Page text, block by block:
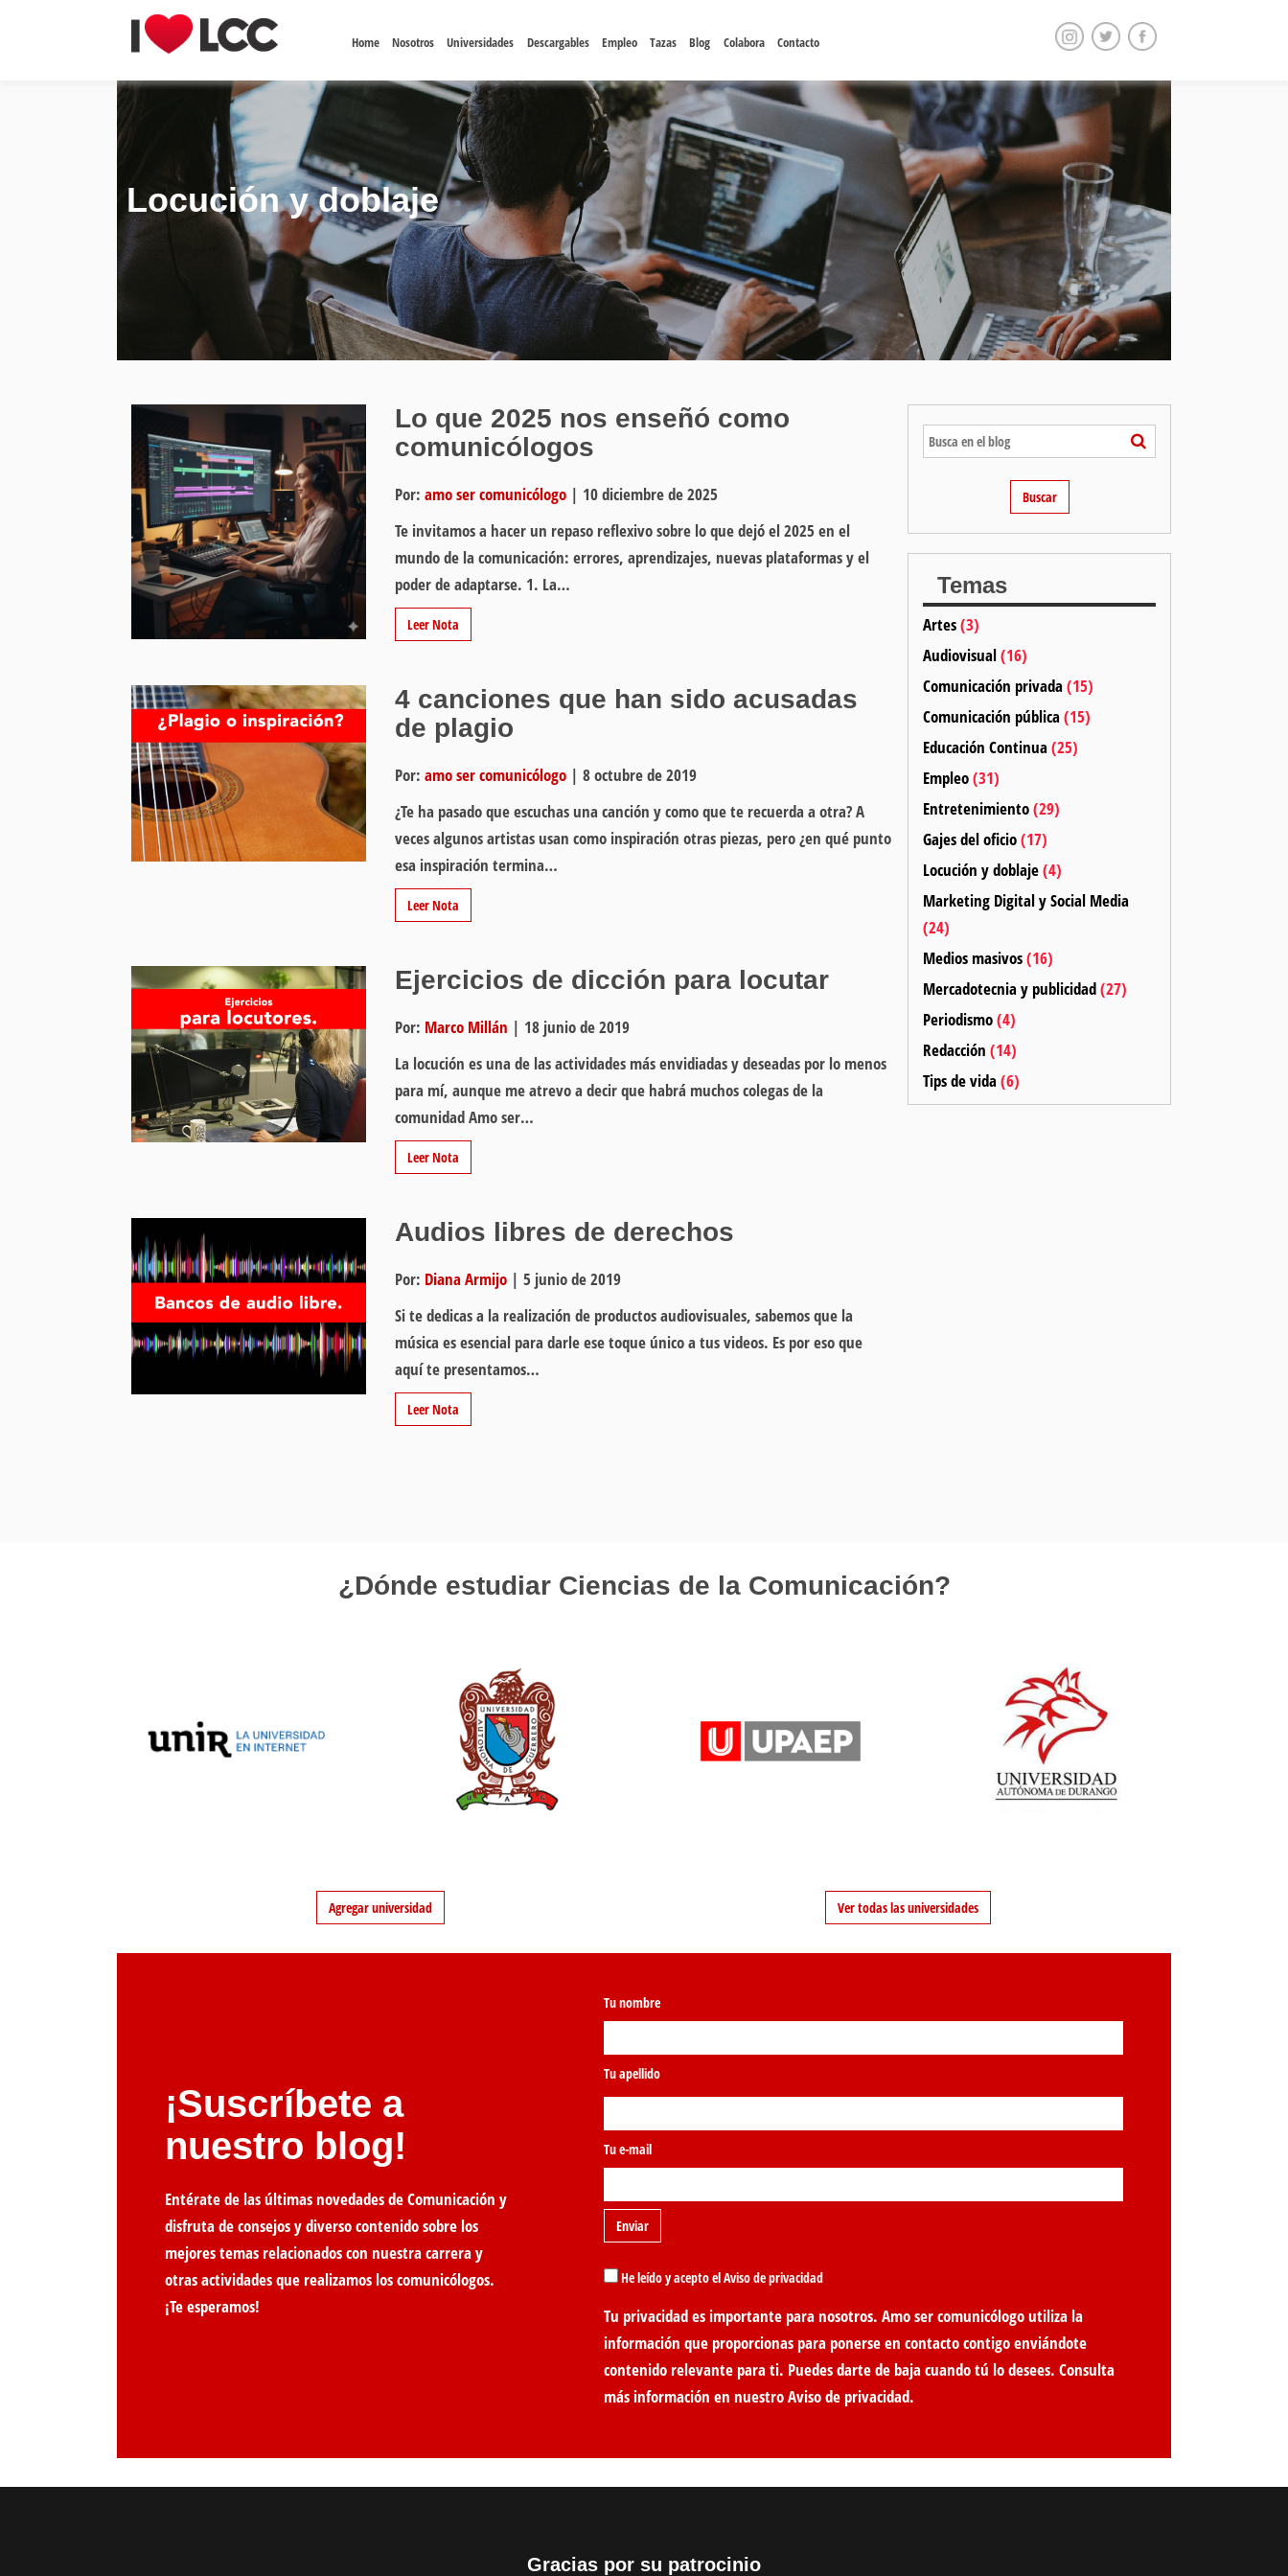
Home Nosotros Universidades Descargables Empleo Tazas Blog Colabora Contacto
Locución y doblaje
Lo que 2025 nos enseñó como
comunicólogos
Por: amo ser comunicólogo | 10 diciembre de 2025
Te invitamos a hacer un repaso reflexivo sobre lo que dejó el 2025 en el
mundo de la comunicación: errores, aprendizajes, nuevas plataformas y el
poder de adaptarse. 1. La…
Leer Nota
4 canciones que han sido acusadas
de plagio
Por: amo ser comunicólogo | 8 octubre de 2019
¿Te ha pasado que escuchas una canción y como que te recuerda a otra? A
veces algunos artistas usan como inspiración otras piezas, pero ¿en qué punto
esa inspiración termina…
Leer Nota
Ejercicios de dicción para locutar
Por: Marco Millán | 18 junio de 2019
La locución es una de las actividades más envidiadas y deseadas por lo menos
para mí, aunque me atrevo a decir que habrá muchos colegas de la
comunidad Amo ser…
Leer Nota
Audios libres de derechos
Por: Diana Armijo | 5 junio de 2019
Si te dedicas a la realización de productos audiovisuales, sabemos que la
música es esencial para darle ese toque único a tus videos. Es por eso que
aquí te presentamos…
Leer Nota
Temas
Artes(3)
Audiovisual(16)
Comunicación privada(15)
Comunicación pública(15)
Educación Continua(25)
Empleo(31)
Entretenimiento(29)
Gajes del oficio(17)
Locución y doblaje(4)
Marketing Digital y Social Media
(24)
Medios masivos(16)
Mercadotecnia y publicidad(27)
Periodismo(4)
Redacción (14)
Tips de vida(6)
¿Dónde estudiar Ciencias de la Comunicación?
Agregar universidad Ver todas las universidades
¡Suscríbete a
nuestro blog!
Entérate de las últimas novedades de Comunicación y
disfruta de consejos y diverso contenido sobre los
mejores temas relacionados con nuestra carrera y
otras actividades que realizamos los comunicólogos.
¡Te esperamos!
Tu nombre
Tu apellido
Tu e-mail
He leído y acepto el Aviso de privacidad
Tu privacidad es importante para nosotros. Amo ser comunicólogo utiliza la
información que proporcionas para ponerse en contacto contigo enviándote
contenido relevante para ti. Puedes darte de baja cuando tú lo desees. Consulta
más información en nuestroAviso de privacidad.
Gracias por su patrocinio